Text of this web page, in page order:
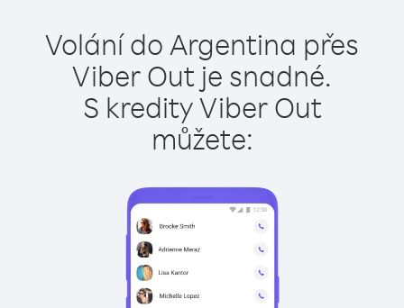
Volání do Argentina přes
Viber Out je snadné.
S kredity Viber Out
můžete: